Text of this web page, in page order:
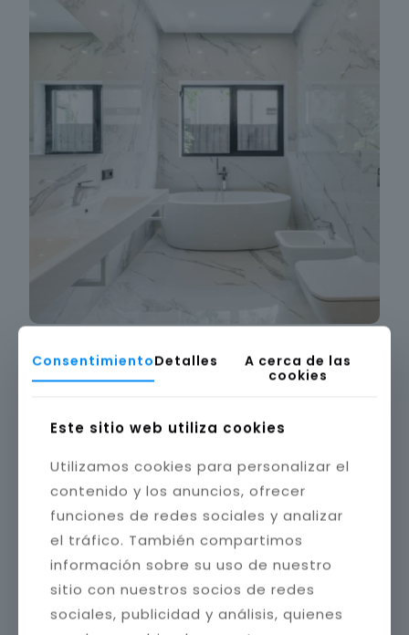
ConsentimientoDetalles
A cerca de las
cookies
Este sitio web utiliza cookies
Utilizamos cookies para personalizar el
contenido y los anuncios, ofrecer
funciones de redes sociales y analizar
el tráfico. También compartimos
información sobre su uso de nuestro
sitio con nuestros socios de redes
sociales, publicidad y análisis, quienes